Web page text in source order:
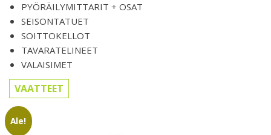
PYÖRÄILYMITTARIT + OSAT
SEISONTATUET
SOITTOKELLOT
TAVARATELINEET
VALAISIMET
VAATTEET
Ale!